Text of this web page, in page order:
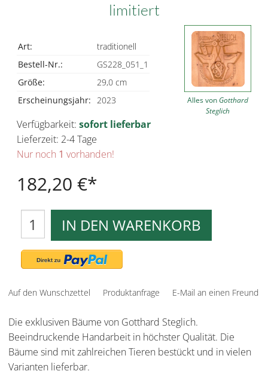
limitiert
Art:
traditionell
Bestell-Nr.:
GS228_051_1
Größe:
29,0 cm
Erscheinungsjahr: 2023 Alles von Gotthard
Steglich
Verfügbarkeit: sofort lieferbar
Lieferzeit: 2-4 Tage
Nur noch 1 vorhanden!
182,20 €
IN DEN WARENKORB
Auf den Wunschzettel Produktanfrage E-Mail an einen Freund
Die exklusiven Bäume von Gotthard Steglich.
Beeindruckende Handarbeit in höchster Qualität. Die
Bäume sind mit zahlreichen Tieren bestückt und in vielen
Varianten lieferbar.